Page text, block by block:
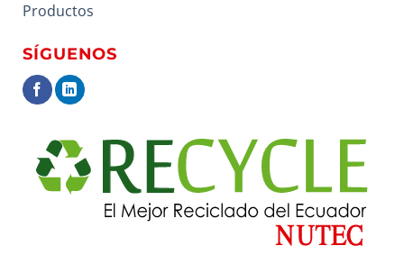
Productos
SÍGUENOS